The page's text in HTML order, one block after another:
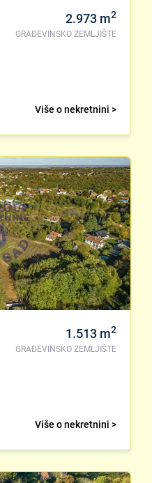
2.973 m2
GRAĐEVINSKO ZEMLJIŠTE
Više o nekretnini >
1.513 m2
GRAĐEVINSKO ZEMLJIŠTE
Više o nekretnini >